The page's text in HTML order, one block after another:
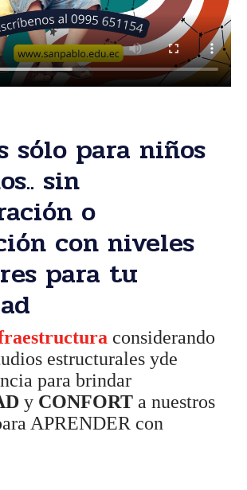
sólo para niños
sin
o
con niveles
para tu
considerando
estructurales yde
para brindar
y CONFORT a nuestros
APRENDER con